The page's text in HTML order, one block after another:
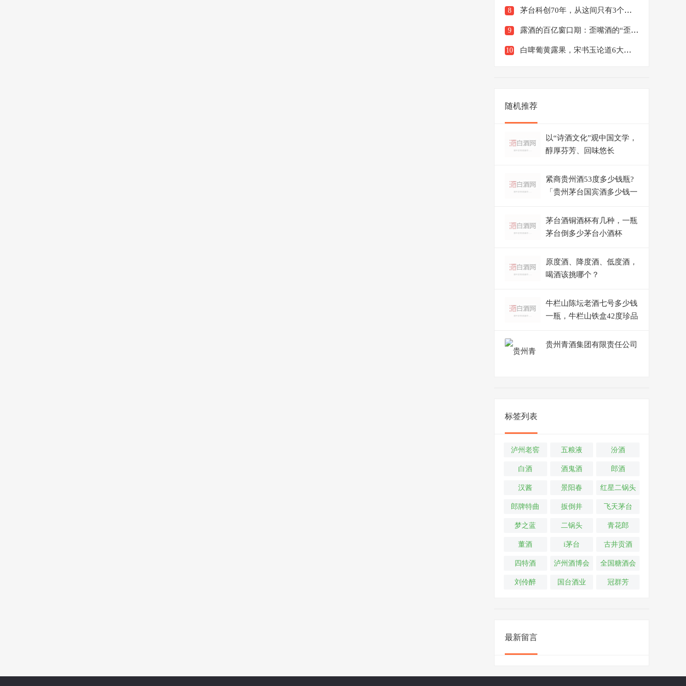
8 茅台科创70年，从这间只有3个初中生的化验室开始
9 露酒的百亿窗口期：歪嘴酒的“歪”道超车
10 白啤葡黄露果，宋书玉论道6大酒种
随机推荐
以“诗酒文化”观中国文学，
醇厚芬芳、回味悠长
紧商贵州酒53度多少钱瓶?
「贵州茅台国宾酒多少钱一
茅台酒铜酒杯有几种，一瓶
茅台倒多少茅台小酒杯
原度酒、降度酒、低度酒，
喝酒该挑哪个？
牛栏山陈坛老酒七号多少钱
一瓶，牛栏山铁盒42度珍品
贵州青酒集团有限责任公司
标签列表
泸州老窖 五粮液 汾酒
白酒 酒鬼酒 郎酒
汉酱 景阳春 红星二锅头
郎牌特曲 扳倒井 飞天茅台
梦之蓝 二锅头 青花郎
董酒 i茅台 古井贡酒
四特酒 泸州酒博会 全国糖酒会
刘伶醉 国台酒业 冠群芳
最新留言